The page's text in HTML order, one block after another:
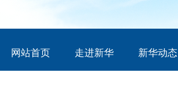
网站首页 走进新华 新华动态